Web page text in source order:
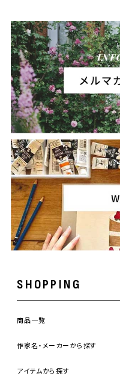
SHOPPING
商品一覧
作家名・メーカーから探す
アイテムから探す